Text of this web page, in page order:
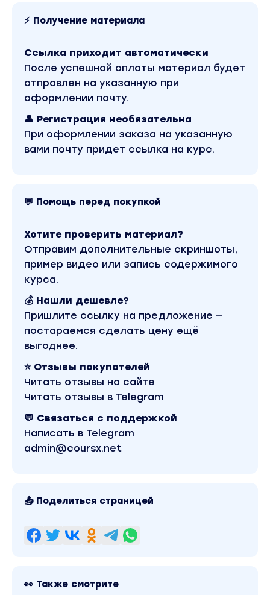
Оплата подписки, советы и рекомендации по
КОМПЬЮТЕРЕ. МОНЕТИЗАЦИЯ НАВЫКОВ
МОНЕТИЗАЦИЯ НАВЫКОВ.
Организационная лекция третьего дня.
Оптимизация работы на компьютере.
Практика: Оживляем персонажа и создаем
мультфильм.
Монетизация навыков. Как интегрировать
нейросети в свою работу? На чем можно
Вы находитесь на странице товара «Юлия
Киселева - Воркшоп 2.0. Нейросети для контент
маркеров». Это материал 2023 года. В магазине
Coursx.net данный материал доступен за 290
рублей. Обучающий курс входит в рубрику «SEO
и SMM / Эзотерика и оккультизм». Другие
материалы автора «Юлия Киселева» можно
найти через поиск по сайту.
⚡ Получение материала
Ссылка приходит автоматически
После успешной оплаты материал будет
отправлен на указанную при
оформлении почту.
👤 Регистрация необязательна
При оформлении заказа на указанную
вами почту придет ссылка на курс.
💬 Помощь перед покупкой
Хотите проверить материал?
Отправим дополнительные скриншоты,
пример видео или запись содержимого
курса.
💰 Нашли дешевле?
Пришлите ссылку на предложение —
постараемся сделать цену ещё
выгоднее.
⭐ Отзывы покупателей
Читать отзывы на сайте
Читать отзывы в Telegram
💬 Связаться с поддержкой
Написать в Telegram
admin@coursx.net
📤 Поделиться страницей
👀 Также смотрите